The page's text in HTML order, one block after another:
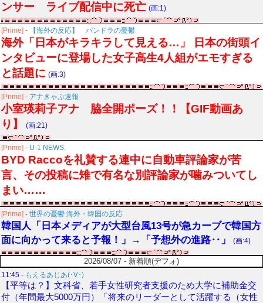
ンサー ライブ配信中に死亡 (画:1)
[Prime] - 【海外の反応】 パンドラの憂鬱
海外「日本がキラキラして見える…」 日本の街頭イ
ンタビューに登場した女子高生4人組がエモすぎる
と話題に (画:3)
[Prime] - アナきゃぷ速報
小室瑛莉子アナ 脇全開ポーズ！！【GIF動画あ
り】
(画:21)
[Prime] - U-1 NEWS.
BYD Raccoを礼賛する連中に自動車評論家が苦
言、その投稿に雉で有名な別評論家が噛みついてし
まい……
[Prime] - 世界の憂鬱 海外・韓国の反応
韓国人「日本メディアが大型台風13号が急カーブで韓国方
面に向かって来ると予報！」→「予想外の進路‥」
(画:4)
2026/08/07 - 新着順(デフォ)
11:45 - もえるあじあ(･∀･)
【平等は？】文科省、若手女性研究者支援のため大学に補助金交
付（年間最大5000万円）「将来のリーダーとして活躍する（女性